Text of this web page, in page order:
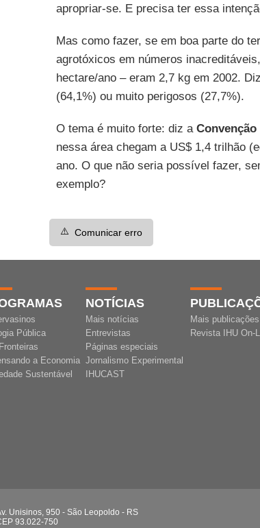
apropriar-se. E precisa ter essa
Mas como fazer, se em boa parte do
agrotóxicos em números
hectare/ano – eram 2,7 kg em 2002.
(64,1%) ou muito perigosos (27,7%).
O tema é muito forte: diz a
nessa área chegam a US$ 1,4 trilhão
ano. O que não seria possível fazer,
exemplo?
⚠️ Comunicar erro
Pública
a Economia
Sustentável
NOTÍCIAS
Mais notícias
Entrevistas
Páginas especiais
Jornalismo Experimental
IHUCAST
Mais publicações
Revista IHU On-
Unisinos, 950 - São Leopoldo - RS
93.022-750